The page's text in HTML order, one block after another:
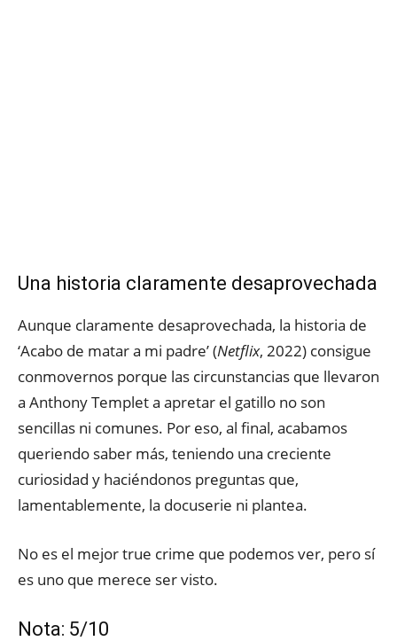
Una historia claramente desaprovechada
Aunque claramente desaprovechada, la historia de
‘Acabo de matar a mi padre’ (Netflix, 2022) consigue
conmovernos porque las circunstancias que llevaron
a Anthony Templet a apretar el gatillo no son
sencillas ni comunes. Por eso, al final, acabamos
queriendo saber más, teniendo una creciente
curiosidad y haciéndonos preguntas que,
lamentablemente, la docuserie ni plantea.
No es el mejor true crime que podemos ver, pero sí
es uno que merece ser visto.
Nota: 5/10